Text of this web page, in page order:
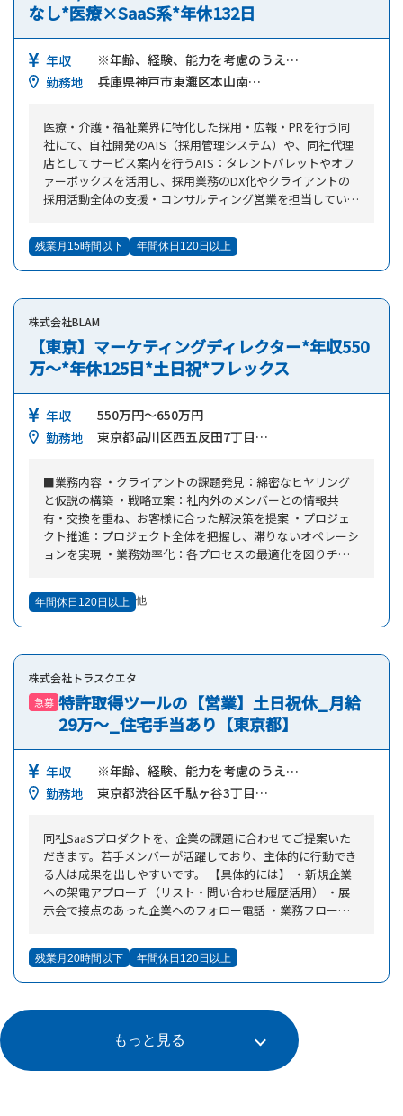
なし*医療×SaaS系*年休132日
年収
※年齢、経験、能力を考慮のうえ…
勤務地
兵庫県神戸市東灘区本山南…
医療・介護・福祉業界に特化した採用・広報・PRを行う同
社にて、自社開発のATS（採用管理システム）や、同社代理
店としてサービス案内を行うATS：タレントパレットやオフ
ァーボックスを活用し、採用業務のDX化やクライアントの
採用活動全体の支援・コンサルティング営業を担当していた
得（母集団形成）、採用フローの改善、コスト管理等の採用
課題全般に長期的に伴走し、パートナーとして支援します。
■商材を売って終わりではなく継続した運用支援がポイン
輩同行で営業知識を学び、新規獲得・顧客対応が可能になれ
ばフィールドセールスとして顧客対応にあたります。 ■
その後、スペシャリストや管理者、新規事業立ち上げなど個
人の希望に応じたキャリアを描けます。 ※顧客は主に人
材紹介事業で関係がある病院や介護施設等の人事担当者で
す。 ※勉強会や商談同行など、一人立ちまで手厚いサポー
トがあります。
残業月15時間以下 年間休日120日以上
株式会社BLAM
【東京】マーケティングディレクター*年収550
万～*年休125日*土日祝*フレックス
年収
550万円～650万円
勤務地
東京都品川区西五反田7丁目…
■業務内容 ・クライアントの課題発見：綿密なヒヤリング
と仮説の構築 ・戦略立案：社内外のメンバーとの情報共
有・交換を重ね、お客様に合った解決策を提案 ・プロジェ
クト推進：プロジェクト全体を把握し、滞りないオペレーシ
ョンを実現 ・業務効率化：各プロセスの最適化を図りチー
体：Google/Yahoo!/Facebook/LINE/X/YouTube ②施策事
例：広告運用におけるリード獲得/認知施策プロモーション/
CRM導入支援/営業戦略支援/ブランディング支援 運用：リス
flyer,Adjust 制作：バナー、ランディングページ、ホワイト
ペーパー、セールスシート、サイト制作 戦略設計：チーム
体制の構築、マーケティング戦略、営業戦略 ディレクショ
ン：社内/社外メンバー含めたプロジェクト型のクライアン
ト支援
年間休日120日以上 他
株式会社トラスクエタ
急募 特許取得ツールの【営業】土日祝休_月給
29万～_住宅手当あり【東京都】
年収
※年齢、経験、能力を考慮のうえ…
勤務地
東京都渋谷区千駄ヶ谷3丁目…
同社SaaSプロダクトを、企業の課題に合わせてご提案いた
だきます。若手メンバーが活躍しており、主体的に行動でき
る人は成果を出しやすいです。 【具体的には】 ・新規企業
への架電アプローチ（リスト・問い合わせ履歴活用） ・展
示会で接点のあった企業へのフォロー電話 ・業務フローや
見積作成、商談 ・導入後フォロー ・展示会・イベントでの
説明対応（年数回） ※飛び込み営業なし／架電中心で効率
的に活動可能 【裁量大きく営業スキルを磨ける成長ポジシ
る環境です。架電から商談、改善提案まで幅広く携わり、実
践を通じて営業スキルを着実に磨けます。裁量を持って工夫
しながら業務を進められ、行動量や粘り強さが成果に直結し
やすいため、自身の成長や手応えをしっかり実感できるポジ
残業月20時間以下 年間休日120日以上
もっと見る